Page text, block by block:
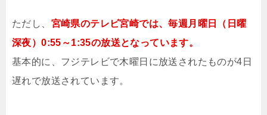
ただし、 宮崎県のテレビ宮崎では、毎週月曜日（日曜
深夜）0:55～1:35の放送となっています。
基本的に、フジテレビで木曜日に放送されたものが4日
遅れで放送されています。